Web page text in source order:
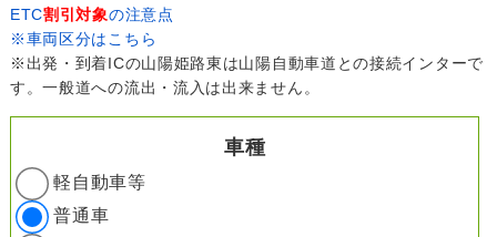
ETC割引対象の注意点
※車両区分はこちら
※出発・到着ICの山陽姫路東は山陽自動車道との接続インターで
す。一般道への流出・流入は出来ません。
車種
軽自動車等
普通車